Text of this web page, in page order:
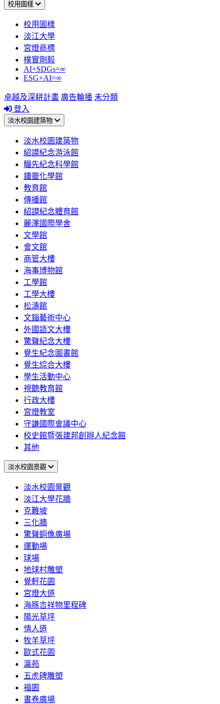
校用圖樣
校用圖樣
淡江大學
宮燈商標
樸實剛毅
AI+SDGs=∞
ESG+AI=∞
卓越及深耕計畫 廣告輪播 未分類
登入
淡水校園建築物
淡水校園建築物
紹謨紀念游泳館
騮先紀念科學館
鍾靈化學館
教育館
傳播館
紹謨紀念體育館
麗澤國際學舍
文學館
會文館
商管大樓
海事博物館
工學館
工學大樓
松濤館
文錙藝術中心
外國語文大樓
驚聲紀念大樓
覺生紀念圖書館
覺生綜合大樓
學生活動中心
視聽教育館
行政大樓
宮燈教室
守謙國際會議中心
校史館暨張建邦創辦人紀念館
其他
淡水校園景觀
淡水校園景觀
淡江大學花牆
克難坡
三化牆
驚聲銅像廣場
運動場
球場
地球村雕塑
覺軒花園
宮燈大道
海豚吉祥物里程碑
陽光草坪
情人道
牧羊草坪
歐式花園
瀛苑
五虎碑雕塑
福園
書卷廣場